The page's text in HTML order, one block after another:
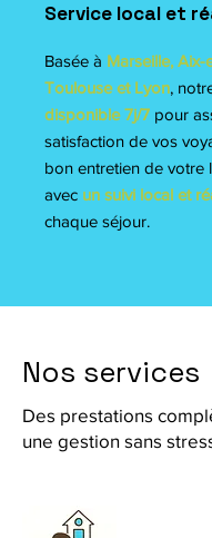
Service local et
Basée à Marseille, Aix-
Toulouse et Lyon,
disponible 7j/7 pour
satisfaction de vos
bon entretien de votre
avec un suivi local et
chaque séjour.
Nos services
Des prestations
une gestion sans